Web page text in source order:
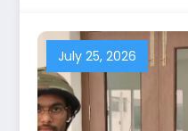
July 25, 2026